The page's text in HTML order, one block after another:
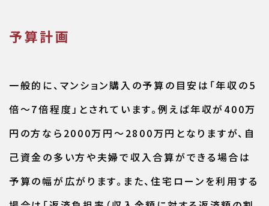
予算計画
一般的に、マンション購入の予算の目安は「年収の5
倍～7倍程度」とされています。例えば年収が400万
円の方なら2000万円～2800万円となりますが、自
己資金の多い方や夫婦で収入合算ができる場合は
予算の幅が広がります。また、住宅ローンを利用する